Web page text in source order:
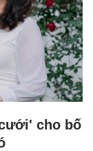
cho bố